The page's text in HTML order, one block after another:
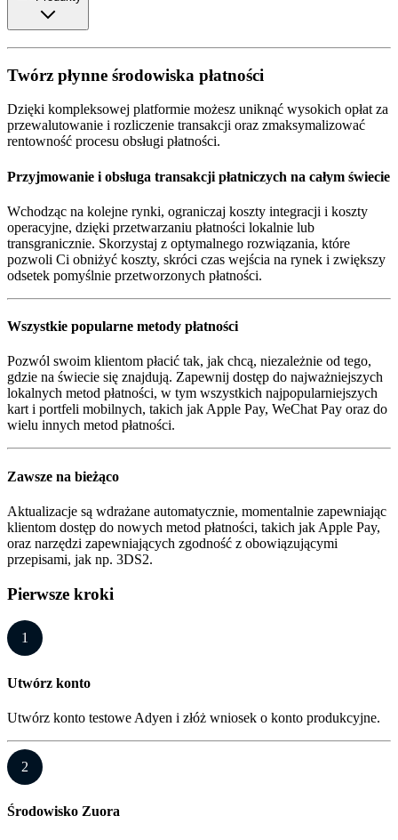
Twórz płynne środowiska płatności
Dzięki kompleksowej platformie możesz uniknąć wysokich opłat za
przewalutowanie i rozliczenie transakcji oraz zmaksymalizować
rentowność procesu obsługi płatności.
Przyjmowanie i obsługa transakcji płatniczych na całym świecie
Wchodząc na kolejne rynki, ograniczaj koszty integracji i koszty
operacyjne, dzięki przetwarzaniu płatności lokalnie lub
transgranicznie. Skorzystaj z optymalnego rozwiązania, które
pozwoli Ci obniżyć koszty, skróci czas wejścia na rynek i zwiększy
odsetek pomyślnie przetworzonych płatności.
Wszystkie popularne metody płatności
Pozwól swoim klientom płacić tak, jak chcą, niezależnie od tego,
gdzie na świecie się znajdują. Zapewnij dostęp do najważniejszych
lokalnych metod płatności, w tym wszystkich najpopularniejszych
kart i portfeli mobilnych, takich jak Apple Pay, WeChat Pay oraz do
wielu innych metod płatności.
Zawsze na bieżąco
Aktualizacje są wdrażane automatycznie, momentalnie zapewniając
klientom dostęp do nowych metod płatności, takich jak Apple Pay,
oraz narzędzi zapewniających zgodność z obowiązującymi
przepisami, jak np. 3DS2.
Pierwsze kroki
1
Utwórz konto
Utwórz konto testowe Adyen i złóż wniosek o konto produkcyjne.
2
Środowisko Zuora